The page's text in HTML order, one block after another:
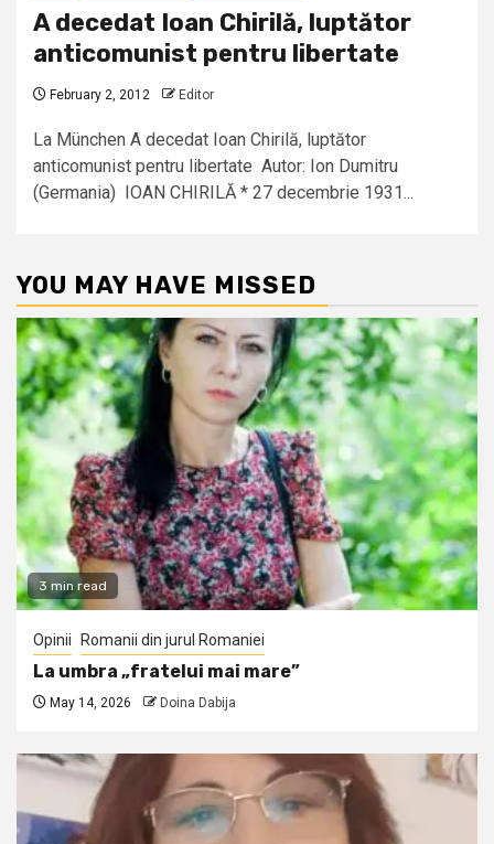
A decedat Ioan Chirilă, luptător
anticomunist pentru libertate
February 2, 2012 Editor
La München A decedat Ioan Chirilă, luptător
anticomunist pentru libertate Autor: Ion Dumitru
(Germania) IOAN CHIRILĂ * 27 decembrie 1931...
YOU MAY HAVE MISSED
3 min read
Opinii Romanii din jurul Romaniei
La umbra „fratelui mai mare”
May 14, 2026 Doina Dabija